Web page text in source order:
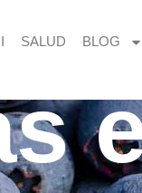
SALUD BLOG